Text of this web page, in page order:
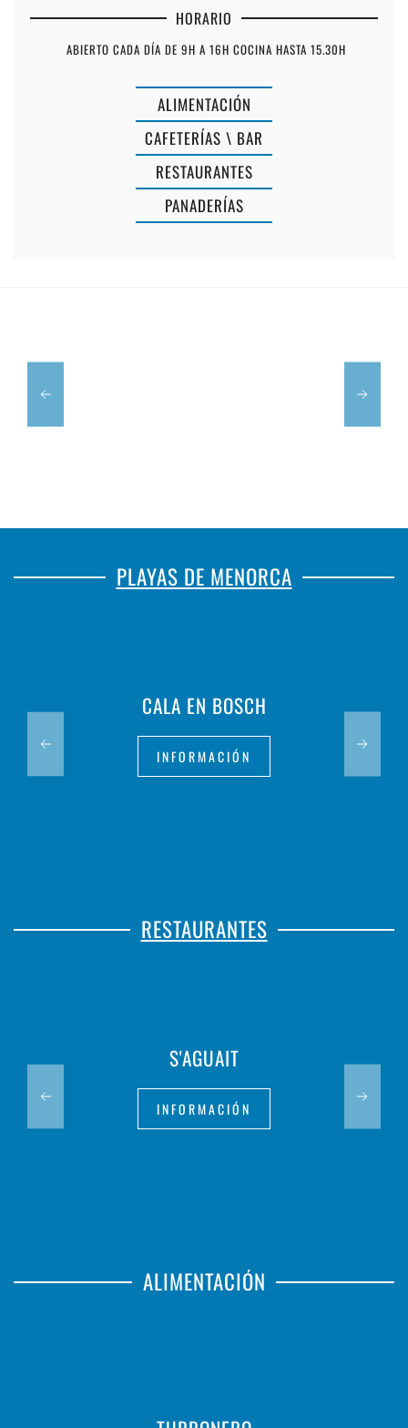
HORARIO
ABIERTO CADA DÍA DE 9H A 16H COCINA HASTA 15.30H
ALIMENTACIÓN
CAFETERÍAS \ BAR
RESTAURANTES
PANADERÍAS
PIZZERÍA
PLAYAS DE MENORCA
CALA EN BOSCH
INFORMACIÓN
RESTAURANTES
S'AGUAIT
INFORMACIÓN
ALIMENTACIÓN